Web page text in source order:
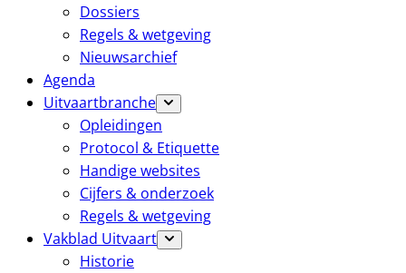
Dossiers
Regels & wetgeving
Nieuwsarchief
Agenda
Uitvaartbranche
Opleidingen
Protocol & Etiquette
Handige websites
Cijfers & onderzoek
Regels & wetgeving
Vakblad Uitvaart
Historie